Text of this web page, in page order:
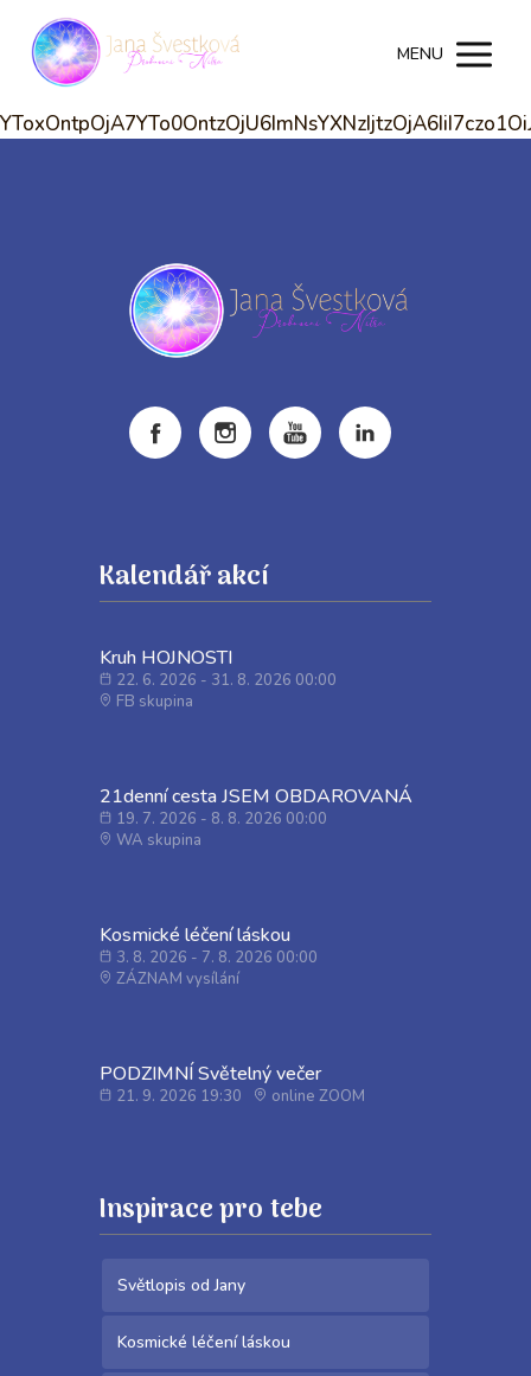
MENU
Kalendář akcí
Kruh HOJNOSTI
22. 6. 2026 - 31. 8. 2026 00:00
FB skupina
21denní cesta JSEM OBDAROVANÁ
19. 7. 2026 - 8. 8. 2026 00:00
WA skupina
Kosmické léčení láskou
3. 8. 2026 - 7. 8. 2026 00:00
ZÁZNAM vysílání
PODZIMNÍ Světelný večer
21. 9. 2026 19:30 online ZOOM
Inspirace pro tebe
Světlopis od Jany
Kosmické léčení láskou